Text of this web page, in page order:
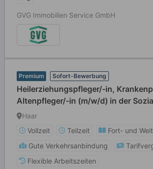
GVG Immobilien Service GmbH
Premium Sofort-Bewerbung
Heilerziehungspfleger/-in,
Altenpfleger/-in (m/w/d) in der
Vollzeit / Teilzeit
Haar
Vollzeit
Teilzeit
Fort- und
Gute Verkehrsanbindung
Flexible Arbeitszeiten